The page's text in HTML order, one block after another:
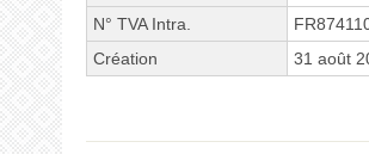
N° TVA Intra.
Création
31 août